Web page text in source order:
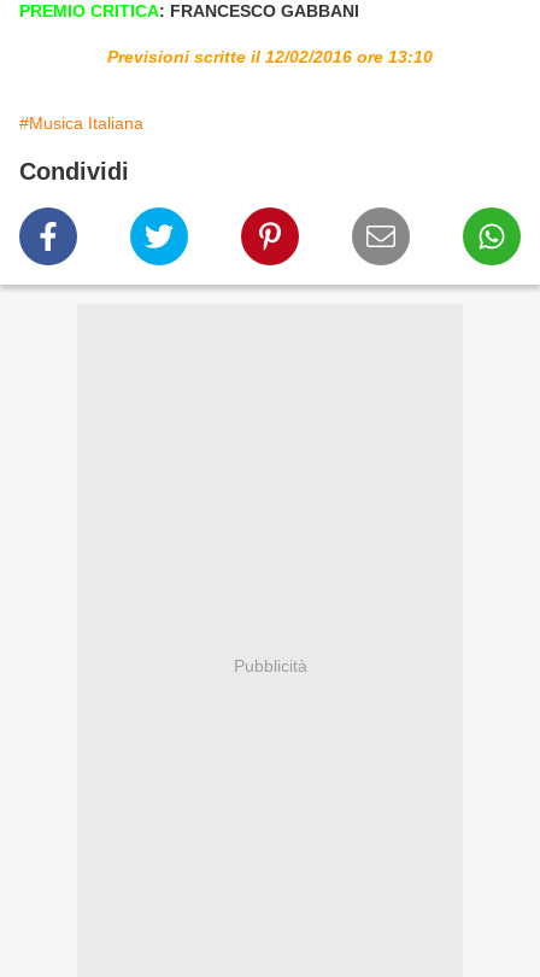
PREMIO CRITICA: FRANCESCO GABBANI
Previsioni scritte il 12/02/2016 ore 13:10
#Musica Italiana
Condividi
Pubblicità